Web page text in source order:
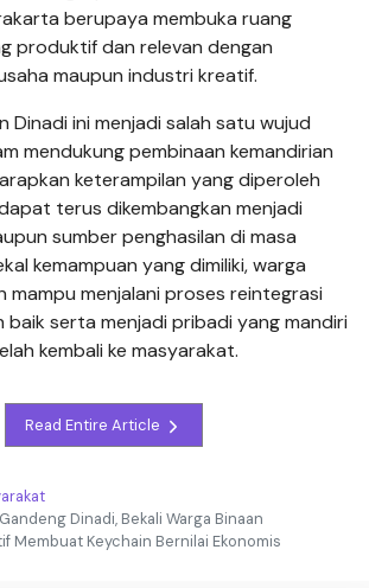
berupaya membuka ruang
produktif dan relevan dengan
maupun industri kreatif.
Dinadi ini menjadi salah satu wujud
mendukung pembinaan kemandirian
keterampilan yang diperoleh
terus dikembangkan menjadi
sumber penghasilan di masa
kemampuan yang dimiliki, warga
mampu menjalani proses reintegrasi
baik serta menjadi pribadi yang mandiri
kembali ke masyarakat.
Read Entire Article
Dinadi, Bekali Warga Binaan
Membuat Keychain Bernilai Ekonomis